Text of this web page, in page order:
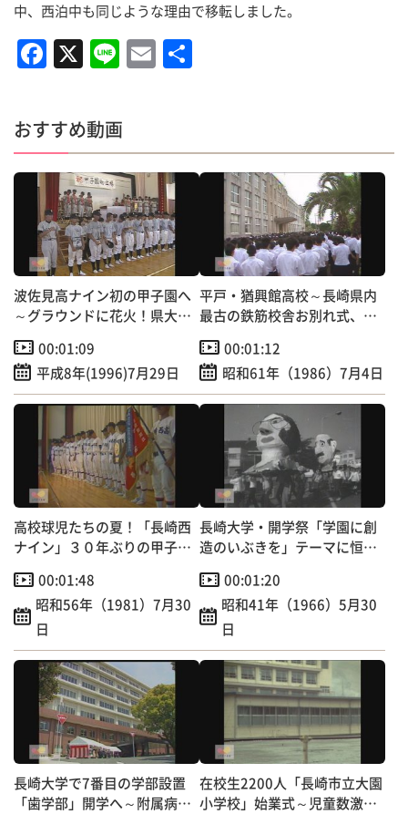
中、西泊中も同じような理由で移転しました。
F
a
c
e
b
o
o
k
X Li
n
e
E
m
l
おすすめ動画
波佐見高ナイン初の甲子園へ
～グラウンドに花火！県大会
00:01:09
平成8年(1996)7月29日
平戸・猶興館高校～長崎県内
最古の鉄筋校舎お別れ式、取
00:01:12
昭和61年（1986）7月4日
高校球児たちの夏！「長崎西
ナイン」３０年ぶりの甲子園
00:01:48
昭和56年（1981）7月30
日
長崎大学・開学祭「学園に創
造のいぶきを」テーマに恒例
00:01:20
昭和41年（1966）5月30
日
長崎大学で7番目の学部設置
「歯学部」開学へ～附属病院
在校生2200人「長崎市立大園
小学校」始業式～児童数激増